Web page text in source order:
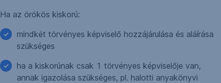
Ha az örökös kiskorú:
mindkét törvényes képviselő hozzájárulása és aláírása
szükséges
ha a kiskorúnak csak 1 törvényes képviselője van,
annak igazolása szükséges, pl. halotti anyakönyvi